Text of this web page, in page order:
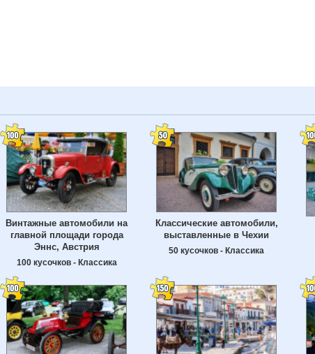
Винтажные автомобили на
главной площади города
Эннс, Австрия
100 кусочков - Классика
Классические автомобили,
выставленные в Чехии
50 кусочков - Классика